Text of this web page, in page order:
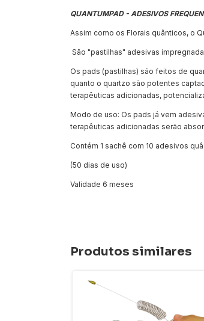
QUANTUMPAD - ADESIVOS
Assim como os Florais quânticos, o
São "pastilhas" adesivas
Os pads (pastilhas) são feitos de
quanto o quartzo são potentes
terapêuticas adicionadas,
Modo de uso: Os pads já vem
terapêuticas adicionadas serão
Contém 1 sachê com 10 adesivos
(50 dias de uso)
Validade 6 meses
Produtos similares